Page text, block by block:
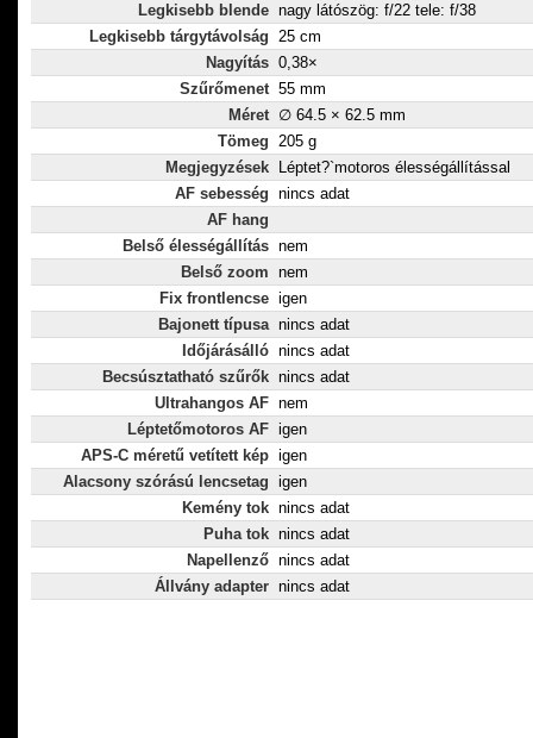
Legkisebb blende nagy látószög: f/22 tele: f/38
Legkisebb tárgytávolság 25 cm
Nagyítás 0,38×
Szűrőmenet 55 mm
Méret ∅ 64.5 × 62.5 mm
Tömeg 205 g
Megjegyzések
Léptet?`motoros élességállítással
AF sebesség nincs adat
AF hang
Belső élességállítás nem
Belső zoom nem
Fix frontlencse igen
Bajonett típusa nincs adat
Időjárásálló nincs adat
Becsúsztatható szűrők nincs adat
Ultrahangos AF nem
Léptetőmotoros AF igen
APS-C méretű vetített kép igen
Alacsony szórású lencsetag igen
Kemény tok nincs adat
Puha tok nincs adat
Napellenző nincs adat
Állvány adapter nincs adat